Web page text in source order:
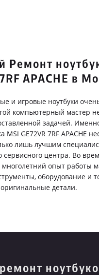
Ремонт
APACHE в
и игровые ноутбуки
компьютерный мастер
задачей.
MSI GE72VR 7RF APACHE
лишь лучшим
сервисного центра. Во
многолетний опыт работы
оборудование и
оригинальные детали.